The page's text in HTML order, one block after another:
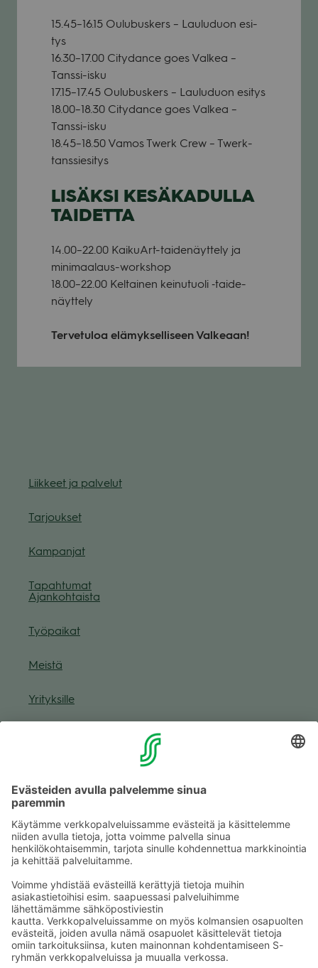
15.45–16.15 Oulu­bus­kers – Lau­lu­duon esi­
tys
16.30–17.00 City­dance goes Val­kea –
Tanssi-isku
17.15–17.45 Oulu­bus­kers – Lau­lu­duon esi­tys
18.00–18.30 City­dance goes Val­kea –
Tanssi-isku
18.45–18.50 Vamos Twerk Crew – Twerk-
tans­sie­si­tys
LISÄKSI KESÄKADULLA
TAIDETTA
14.00–22.00 Kai­kuArt-tai­de­näyt­tely ja
mini­maa­laus-works­hop
18.00–22.00 Kel­tai­nen kei­nu­tuoli ‑tai­de­
näyt­tely
Ter­ve­tu­loa elä­myk­sel­li­seen Val­ke­aan!
Liik­keet ja pal­ve­lut
Tar­jouk­set
Kam­pan­jat
Tapah­tu­mat
Ajan­koh­taista
Työ­pai­kat
Meistä
Yri­tyk­sille
Muuta eväs­tea­se­tuk­sia & eväs­tein­for­maa­tio
Tie­to­suo­ja­se­loste (Arina)
Kaup­pa­kes­kus
Ma-pe
9–20
La
9–19
Su
11–18